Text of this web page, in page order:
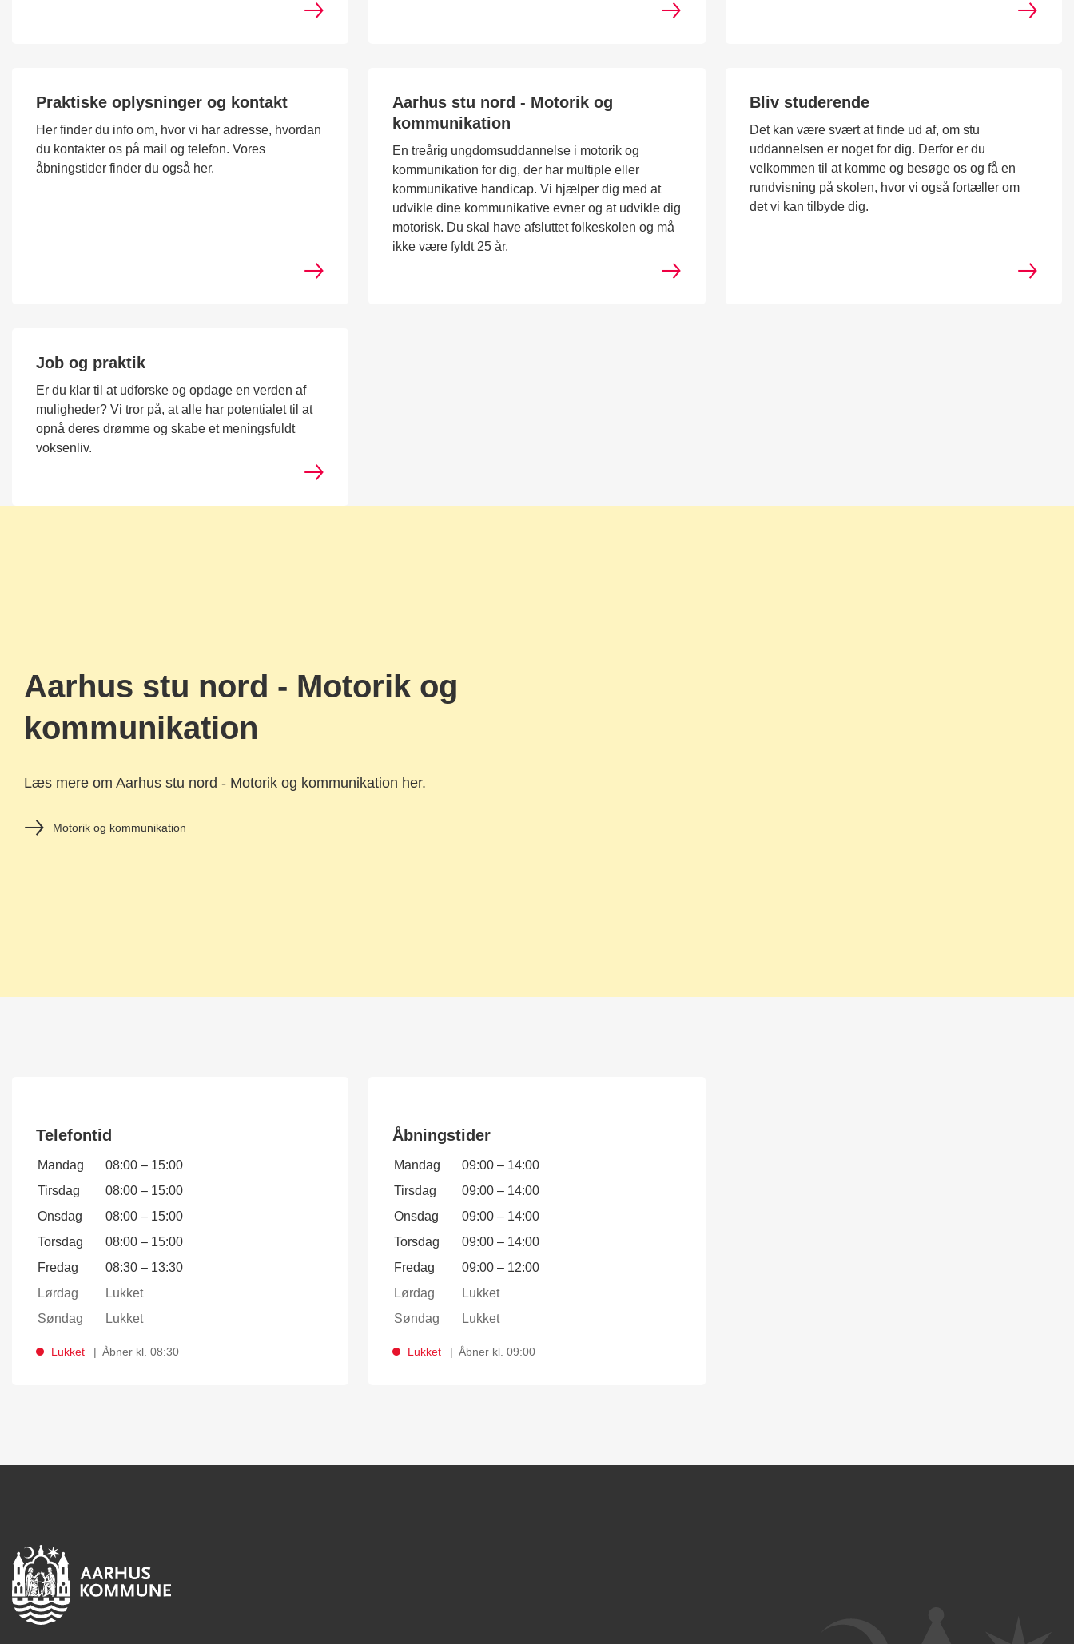
Praktiske oplysninger og kontakt
Her finder du info om, hvor vi har adresse, hvordan
du kontakter os på mail og telefon. Vores
åbningstider finder du også her.
Aarhus stu nord - Motorik og
kommunikation
En treårig ungdomsuddannelse i motorik og
kommunikation for dig, der har multiple eller
kommunikative handicap. Vi hjælper dig med at
udvikle dine kommunikative evner og at udvikle dig
motorisk. Du skal have afsluttet folkeskolen og må
ikke være fyldt 25 år.
Bliv studerende
Det kan være svært at finde ud af, om stu
uddannelsen er noget for dig. Derfor er du
velkommen til at komme og besøge os og få en
rundvisning på skolen, hvor vi også fortæller om
det vi kan tilbyde dig.
Job og praktik
Er du klar til at udforske og opdage en verden af
muligheder? Vi tror på, at alle har potentialet til at
opnå deres drømme og skabe et meningsfuldt
voksenliv.
Aarhus stu nord - Motorik og
kommunikation
Læs mere om Aarhus stu nord - Motorik og kommunikation her.
Motorik og kommunikation
Telefontid
Mandag 08:00 – 15:00
Tirsdag
08:00 – 15:00
Onsdag
08:00 – 15:00
Torsdag
08:00 – 15:00
Fredag
08:30 – 13:30
Lørdag
Lukket
Søndag
Lukket
Lukket Åbner kl. 08:30
Åbningstider
Mandag 09:00 – 14:00
Tirsdag
09:00 – 14:00
Onsdag
09:00 – 14:00
Torsdag
09:00 – 14:00
Fredag
09:00 – 12:00
Lørdag
Lukket
Søndag
Lukket
Lukket Åbner kl. 09:00